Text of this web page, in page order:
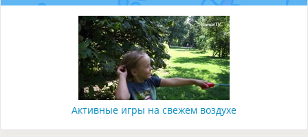
Активные игры на свежем воздухе